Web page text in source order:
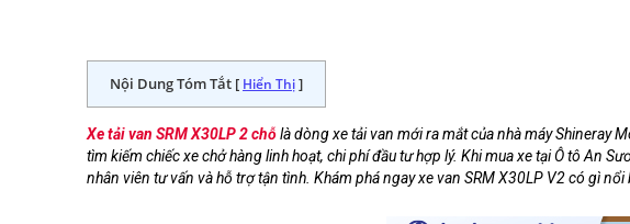
Nội Dung Tóm Tắt [ Hiển Thị]
Xe tải van SRM X30LP 2 chỗlà dòng xe tải van mới ra mắt của nhà máy Shineray
tìm kiếm chiếc xe chở hàng linh hoạt, chi phí đầu tư hợp lý. Khi mua xe tại Ô tô An
nhân viên tư vấn và hỗ trợ tận tình. Khám phá ngay xe van SRM X30LP V2 có gì nổi